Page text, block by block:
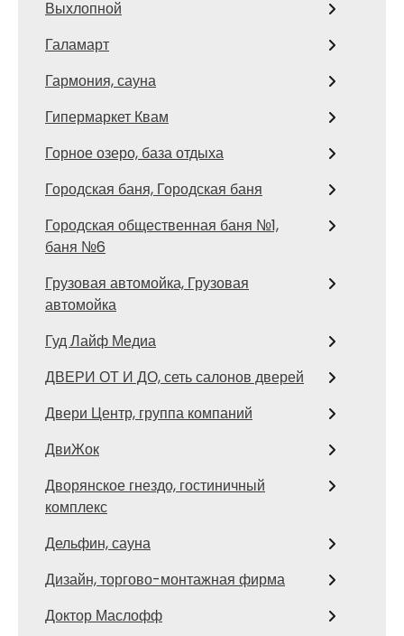
Выхлопной
Галамарт
Гармония, сауна
Гипермаркет Квам
Горное озеро, база отдыха
Городская баня, Городская баня
Городская общественная баня №1,
баня №6
Грузовая автомойка, Грузовая
автомойка
Гуд Лайф Медиа
ДВЕРИ ОТ И ДО, сеть салонов дверей
Двери Центр, группа компаний
ДвиЖок
Дворянское гнездо, гостиничный
комплекс
Дельфин, сауна
Дизайн, торгово-монтажная фирма
Доктор Маслофф